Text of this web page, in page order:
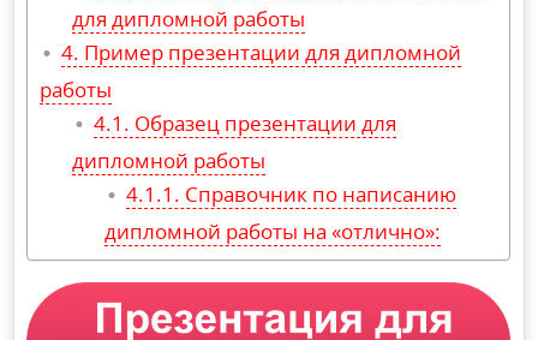
для дипломной работы
Пример презентации для дипломной
работы
Образец презентации для
дипломной работы
Справочник по написанию
дипломной работы на «отлично»: